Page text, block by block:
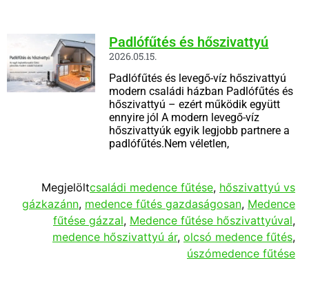
Padlófűtés és hőszivattyú
2026.05.15.
Padlófűtés és levegő-víz hőszivattyú
modern családi házban Padlófűtés és
hőszivattyú – ezért működik együtt
ennyire jól A modern levegő-víz
hőszivattyúk egyik legjobb partnere a
padlófűtés.Nem véletlen,
Megjelöltcsaládi medence fűtése, hőszivattyú vs
gázkazánn, medence fűtés gazdaságosan, Medence
fűtése gázzal, Medence fűtése hőszivattyúval,
medence hőszivattyú ár, olcsó medence fűtés,
úszómedence fűtése